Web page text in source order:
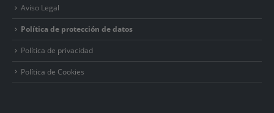
Aviso Legal
Política de protección de datos
Política de privacidad
Política de Cookies